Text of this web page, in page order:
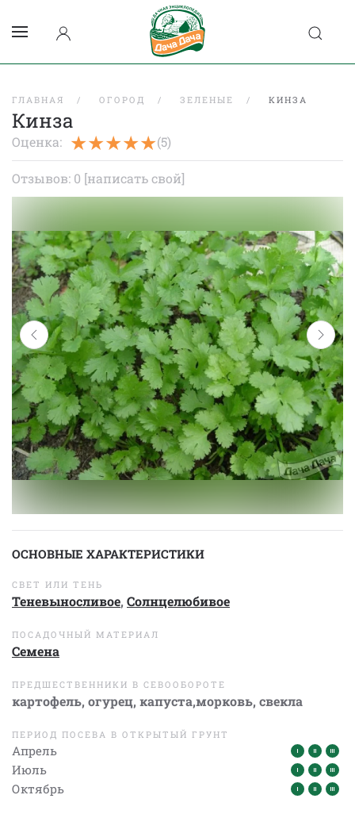
ГЛАВНАЯ ОГОРОД ЗЕЛЕНЫЕ КИНЗА
Кинза
Оценка: (5)
Отзывов: 0 [написать свой]
ОСНОВНЫЕ ХАРАКТЕРИСТИКИ
СВЕТ ИЛИ ТЕНЬ
Теневыносливое, Солнцелюбивое
ПОСАДОЧНЫЙ МАТЕРИАЛ
Семена
ПРЕДШЕСТВЕННИКИ В СЕВООБОРОТЕ
картофель, огурец, капуста,морковь, свекла
ПЕРИОД ПОСЕВА В ОТКРЫТЫЙ ГРУНТ
Апрель
Июль
Октябрь